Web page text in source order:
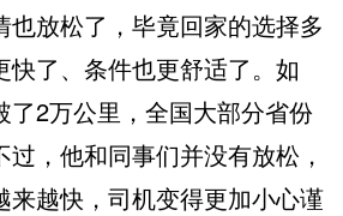
也放松了，毕竟回家的选择多
快了、条件也更舒适了。如
了2万公里，全国大部分省份
，他和同事们并没有放松，
来越快，司机变得更加小心谨